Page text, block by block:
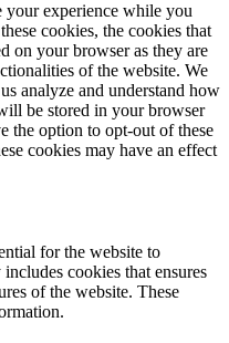
your experience while you
cookies, the cookies that
on your browser as they are
of the website. We
analyze and understand how
be stored in your browser
the option to opt-out of these
cookies may have an effect
for the website to
cookies that ensures
of the website. These